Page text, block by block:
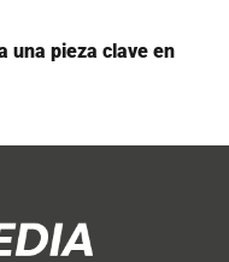
una pieza clave en